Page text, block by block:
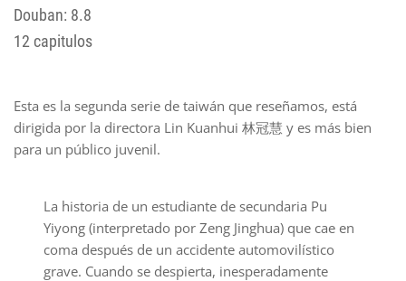
Douban: 8.8
12 capitulos
Esta es la segunda serie de taiwán que reseñamos, está
dirigida por la directora Lin Kuanhui 林冠慧 y es más bien
para un público juvenil.
La historia de un estudiante de secundaria Pu
Yiyong (interpretado por Zeng Jinghua) que cae en
coma después de un accidente automovilístico
grave. Cuando se despierta, inesperadamente